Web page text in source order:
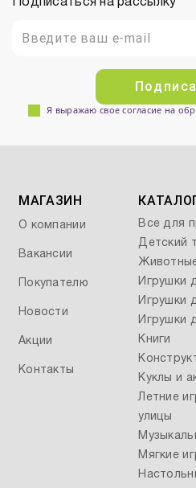
Подписаться на рассылку
Я выражаю свое согласие на
МАГАЗИН
О компании
Вакансии
Покупателю
Новости
Акции
Контакты
Все для
Детский
Игрушки
Игрушки
Игрушки
Книги
Куклы и
Летние
улицы
Мягкие